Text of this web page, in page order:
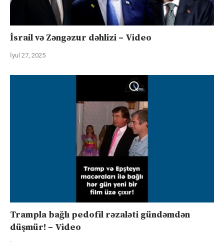
İsrail və Zəngəzur dəhlizi – Video
İyul 27, 2025
Trampla bağlı pedofil rəzaləti gündəmdən
düşmür! – Video